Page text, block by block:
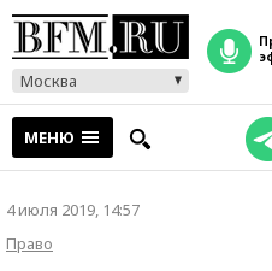
Москва
прямой
МЕНЮ
4 июля 2019, 14:57
Право